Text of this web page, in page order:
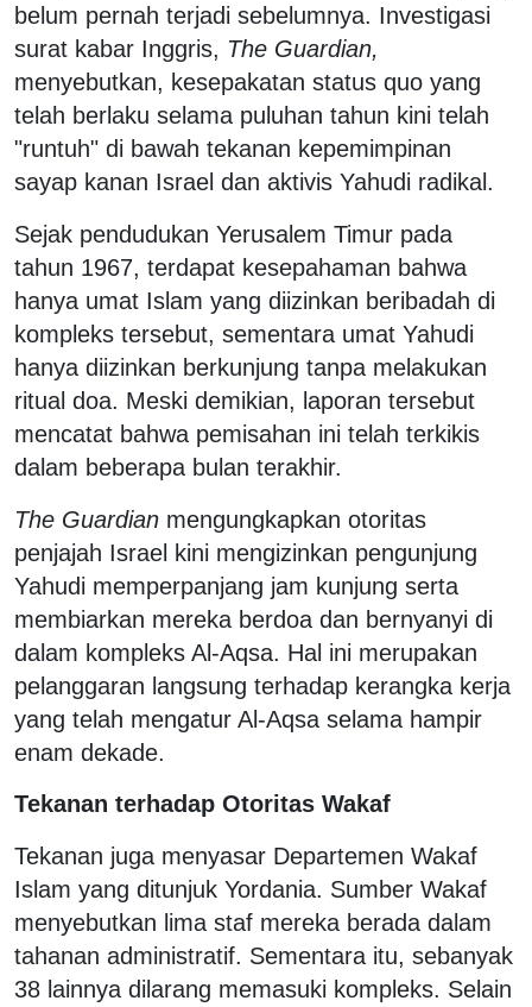
belum pernah terjadi sebelumnya. Investigasi
surat kabar Inggris, The Guardian,
menyebutkan, kesepakatan status quo yang
telah berlaku selama puluhan tahun kini telah
"runtuh" di bawah tekanan kepemimpinan
sayap kanan Israel dan aktivis Yahudi radikal.
Sejak pendudukan Yerusalem Timur pada
tahun 1967, terdapat kesepahaman bahwa
hanya umat Islam yang diizinkan beribadah di
kompleks tersebut, sementara umat Yahudi
hanya diizinkan berkunjung tanpa melakukan
ritual doa. Meski demikian, laporan tersebut
mencatat bahwa pemisahan ini telah terkikis
dalam beberapa bulan terakhir.
The Guardian mengungkapkan otoritas
penjajah Israel kini mengizinkan pengunjung
Yahudi memperpanjang jam kunjung serta
membiarkan mereka berdoa dan bernyanyi di
dalam kompleks Al-Aqsa. Hal ini merupakan
pelanggaran langsung terhadap kerangka kerja
yang telah mengatur Al-Aqsa selama hampir
enam dekade.
Tekanan terhadap Otoritas Wakaf
Tekanan juga menyasar Departemen Wakaf
Islam yang ditunjuk Yordania. Sumber Wakaf
menyebutkan lima staf mereka berada dalam
tahanan administratif. Sementara itu, sebanyak
38 lainnya dilarang memasuki kompleks. Selain